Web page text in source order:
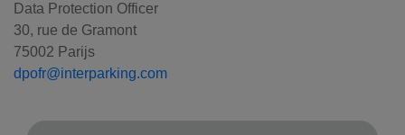
Data Protection Officer
30, rue de Gramont
75002 Parijs
dpofr@interparking.com